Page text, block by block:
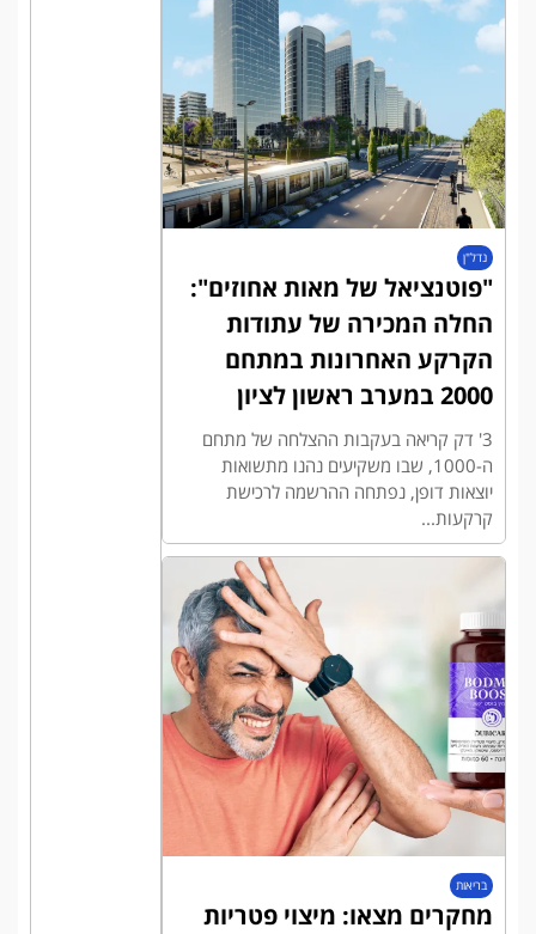
נדל"ן
"פוטנציאל של מאות אחוזים":
החלה המכירה של עתודות
הקרקע האחרונות במתחם
2000 במערב ראשון לציון
3' דק קריאה בעקבות ההצלחה של מתחם
ה-1000, שבו משקיעים נהנו מתשואות
יוצאות דופן, נפתחה ההרשמה לרכישת
קרקעות...
בריאות
מחקרים מצאו: מיצוי פטריות